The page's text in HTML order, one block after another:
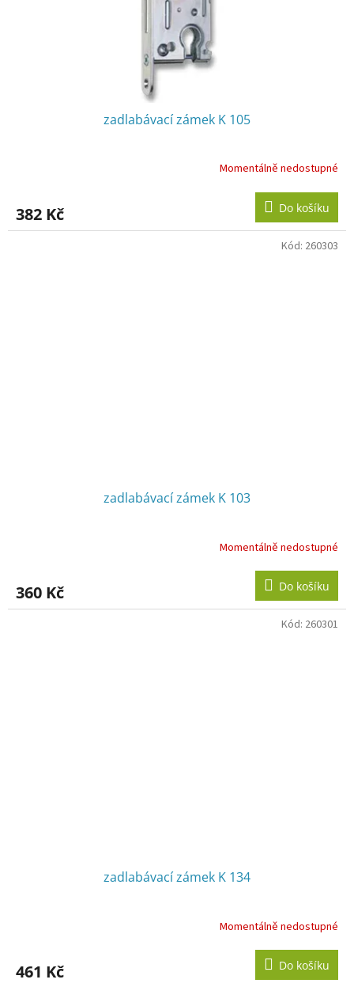
zadlabávací zámek K 105
Momentálně nedostupné
382 Kč Do košíku
zadlabávací zámek K 103
Momentálně nedostupné
360 Kč Do košíku
Kód: 260303
zadlabávací zámek K 134
Momentálně nedostupné
461 Kč Do košíku
Kód: 260301